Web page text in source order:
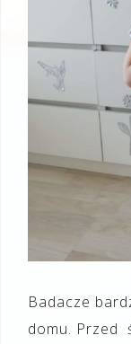
Badacze
domu. Przed